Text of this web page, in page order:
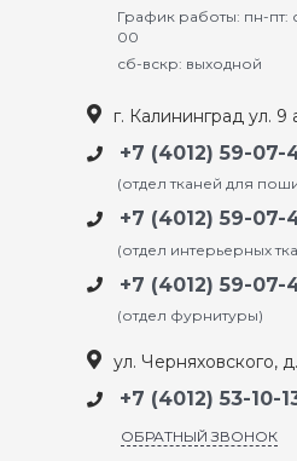
График работы: пн-пт:
00
сб-вскр: выходной
г. Калининград ул. 9
+7 (4012) 59-07-
(отдел тканей для
+7 (4012) 59-07-
(отдел интерьерных
+7 (4012) 59-07-
(отдел фурнитуры)
ул. Черняховского,
+7 (4012) 53-10-
ОБРАТНЫЙ ЗВОНОК